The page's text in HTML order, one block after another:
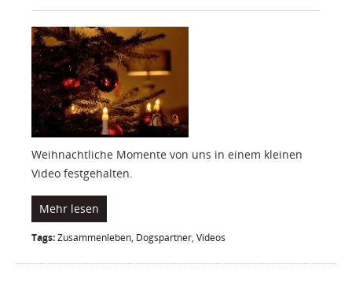
Weihnachtliche Momente von uns in einem kleinen
Video festgehalten.
Mehr lesen
Tags:Zusammenleben, Dogspartner, Videos